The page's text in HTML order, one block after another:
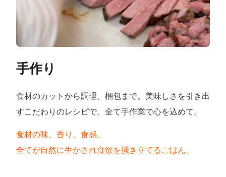
手作り
食材のカットから調理、梱包まで。美味しさを引き出
すこだわりのレシピで、全て手作業で心を込めて。
食材の味、香り、食感、
全てが自然に生かされ食欲を掻き立てるごはん。